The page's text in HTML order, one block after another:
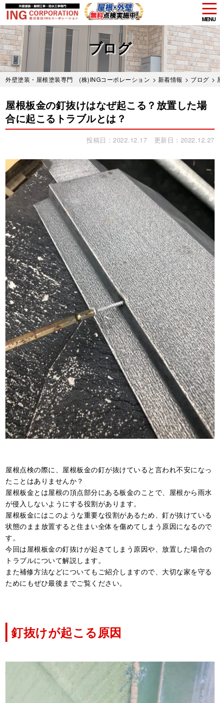
Skip
to
main
content
MENU
ブログ
外壁塗装・屋根塗装専門 (株)INGコーポレーション > 新着情報 > ブログ >
屋根板金の釘抜けはなぜ起こる？放置した場
合に起こるトラブルとは？
投稿日：2022.12.17 更新日：2022.12.27
屋根点検の際に、屋根板金の釘が抜けていると言われ不安になっ
たことはありませんか？
屋根板金とは屋根の頂点部分にある板金のことで、屋根から雨水
が侵入しないようにする役割があります。
屋根板金にはこのような重要な役割があるため、釘が抜けている
状態のまま放置すると住まい全体を傷めてしまう原因になるので
す。
今回は屋根板金の釘抜けが起きてしまう原因や、放置した場合の
トラブルについて解説します。
また補修方法などについてもご紹介しますので、大切な家を守る
ためにもぜひ最後までご覧ください。
釘抜けが起こる原因